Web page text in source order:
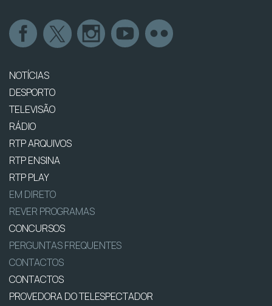
NOTÍCIAS
DESPORTO
TELEVISÃO
RÁDIO
RTP ARQUIVOS
RTP ENSINA
RTP PLAY
EM DIRETO
REVER PROGRAMAS
CONCURSOS
PERGUNTAS FREQUENTES
CONTACTOS
CONTACTOS
PROVEDORA DO TELESPECTADOR